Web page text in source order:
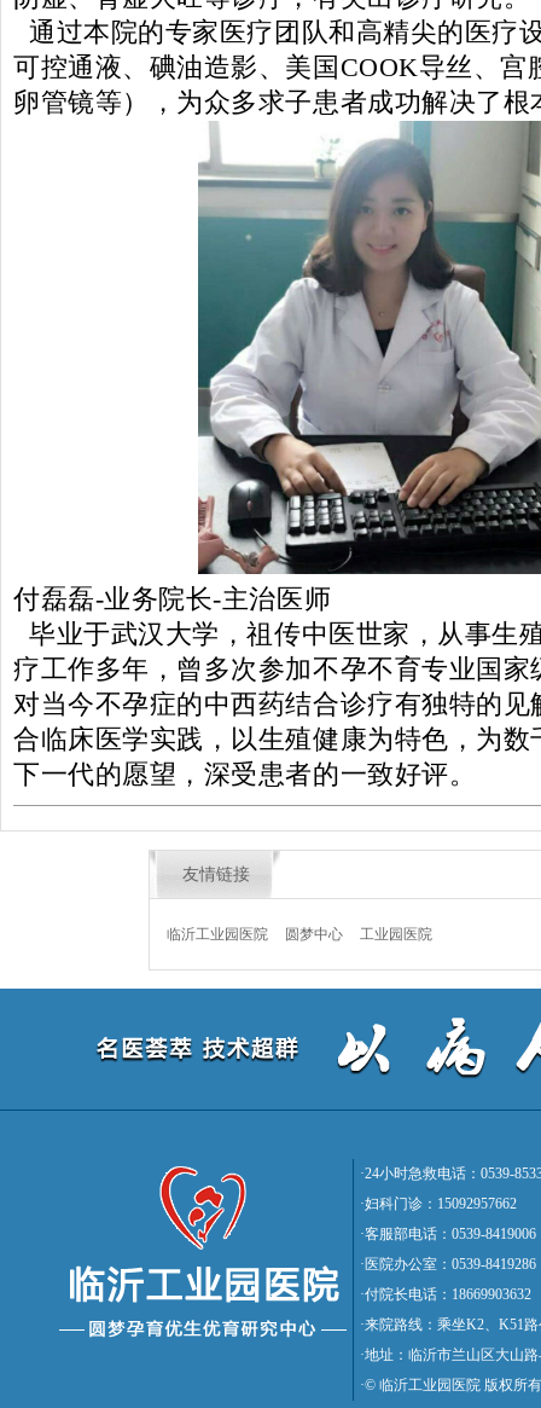
通过本院的专家医疗团队和高精尖的医疗
可控通液、碘油造影、美国COOK导丝、宫
卵管镜等），为众多求子患者成功解决了根
付磊磊-业务院长-主治医师
毕业于武汉大学，祖传中医世家，从事生
疗工作多年，曾多次参加不孕不育专业国家
对当今不孕症的中西药结合诊疗有独特的见
合临床医学实践，以生殖健康为特色，为数
下一代的愿望，深受患者的一致好评。
友情链接
临沂工业园医院 圆梦中心 工业园医院
·24小时急救电话：0539-
·妇科门诊：15092957662
·客服部电话：0539-8419006
·医院办公室：0539-8419286
·付院长电话：18669903632
·来院路线：乘坐K2、K51
·地址：临沂市兰山区大山
·© 临沂工业园医院 版权所